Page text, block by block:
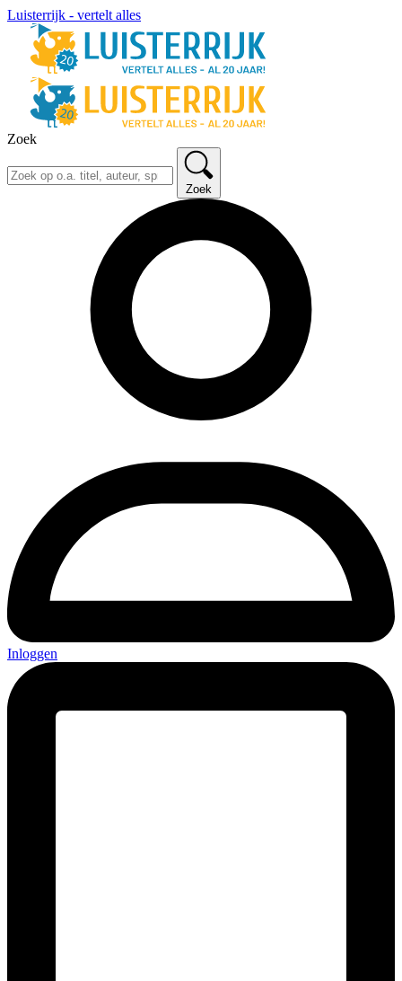
Luisterrijk - vertelt alles
Zoek
Zoek
Inloggen